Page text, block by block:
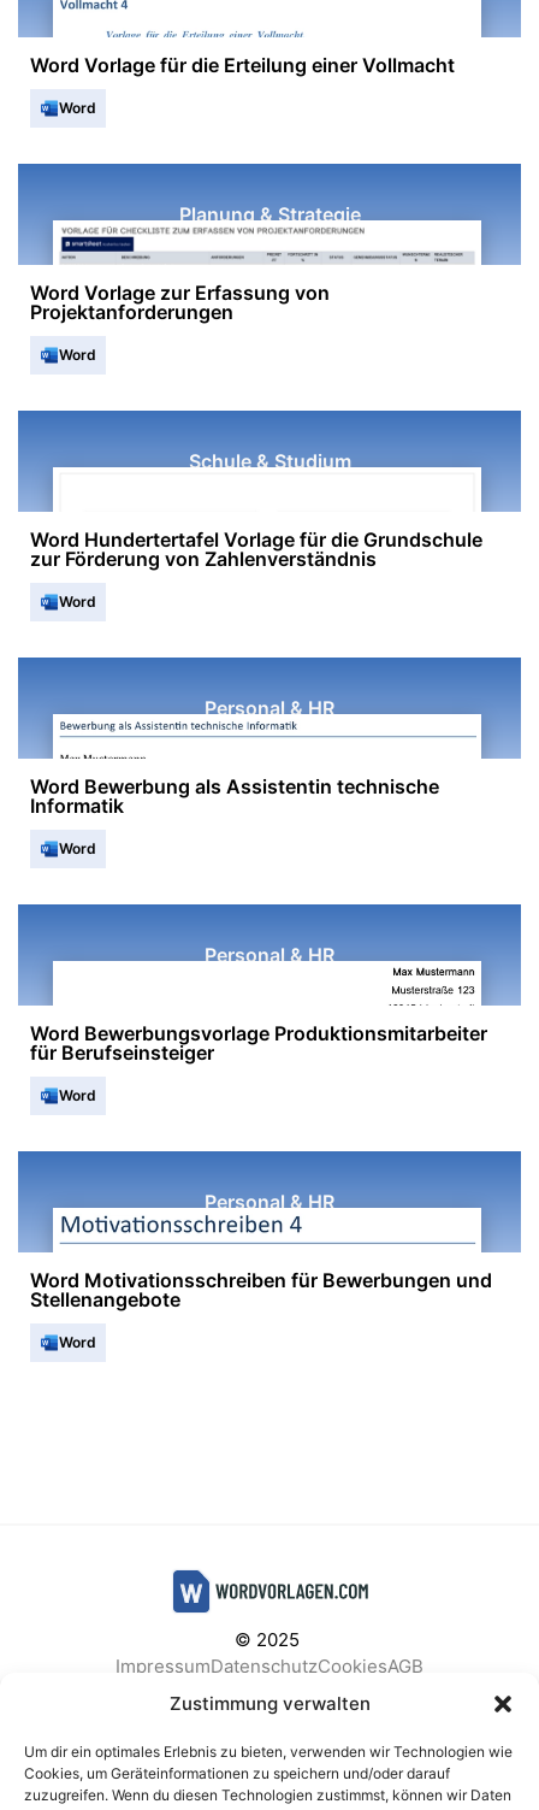
Zustimmung verwalten
Um dir ein optimales Erlebnis zu bieten, verwenden wir Technologien wie
Cookies, um Geräteinformationen zu speichern und/oder darauf
zuzugreifen. Wenn du diesen Technologien zustimmst, können wir Daten
Word Vorlage für die Erteilung einer Vollmacht
Word
Planung & Strategie
Word Vorlage zur Erfassung von
Projektanforderungen
Word
Schule & Studium
Word Hundertertafel Vorlage für die Grundschule
zur Förderung von Zahlenverständnis
Word
Personal & HR
Word Bewerbung als Assistentin technische
Informatik
Word
Personal & HR
Word Bewerbungsvorlage Produktionsmitarbeiter
für Berufseinsteiger
Word
Personal & HR
Word Motivationsschreiben für Bewerbungen und
Stellenangebote
Word
© 2025
ImpressumDatenschutzCookiesAGB
Facebook
Instagram